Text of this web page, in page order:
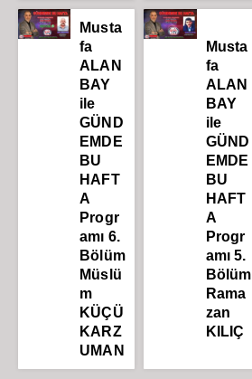
Musta
fa
ALAN
BAY
ile
GÜND
EMDE
BU
HAFT
A
Progr
amı 6.
Bölüm
Müslü
m
KÜÇÜ
KARZ
UMAN
Musta
fa
ALAN
BAY
ile
GÜND
EMDE
BU
HAFT
A
Progr
amı 5.
Bölüm
Rama
zan
KILIÇ